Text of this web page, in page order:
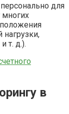
для
многих
т. д.).
в